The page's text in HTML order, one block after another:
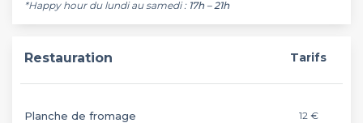
*Happy hour du lundi au samedi : 17h – 21h
Restauration Tarifs
Planche de fromage 12 €